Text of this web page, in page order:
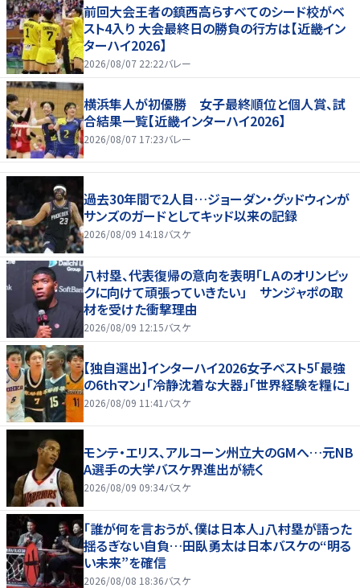
前回大会王者の鎮西高らすべてのシード校がベ
スト4入り 大会最終日の勝負の行方は【近畿イン
ターハイ2026】
2026/08/07 22:22バレー
横浜隼人が初優勝 女子最終順位と個人賞、試
合結果一覧【近畿インターハイ2026】
2026/08/07 17:23バレー
過去30年間で2人目…ジョーダン・グッドウィンが
サンズのガードとしてキッド以来の記録
2026/08/09 14:18バスケ
八村塁、代表復帰の意向を表明「ＬＡのオリンピッ
クに向けて頑張っていきたい」 サンジャポの取
材を受けた衝撃理由
2026/08/09 12:15バスケ
【独自選出】インターハイ2026女子ベスト5「最強
の6thマン」「冷静沈着な大器」「世界経験を糧に」
2026/08/09 11:41 バスケ
モンテ・エリス、アルコーン州立大のGMへ…元NB
A選手の大学バスケ界進出が続く
2026/08/09 09:34バスケ
「誰が何を言おうが、僕は日本人」八村塁が語った
揺るぎない自負…田臥勇太は日本バスケの“明る
い未来”を確信
2026/08/08 18:36バスケ